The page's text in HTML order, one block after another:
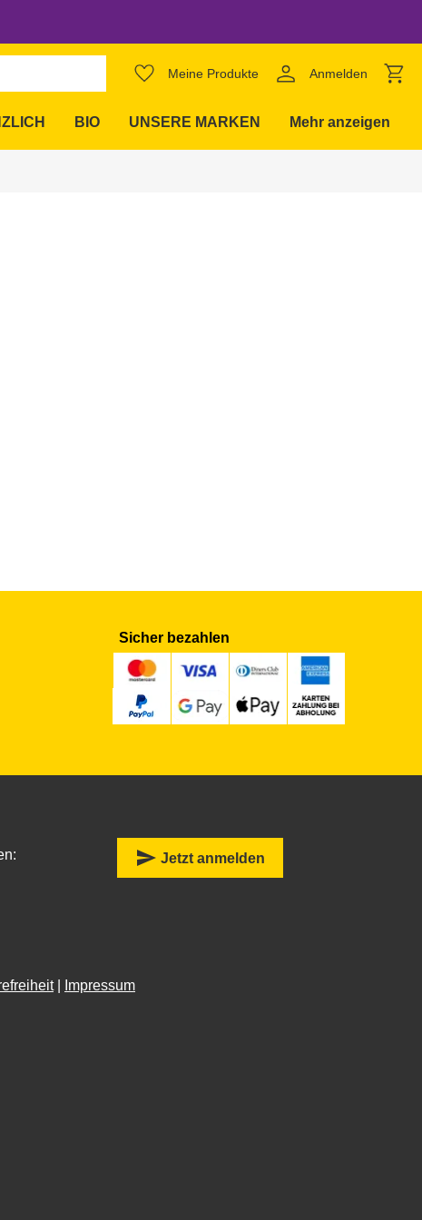
Meine Produkte Anmelden
BIO UNSERE MARKEN Mehr anzeigen
Sicher bezahlen
send Jetzt anmelden
| Impressum